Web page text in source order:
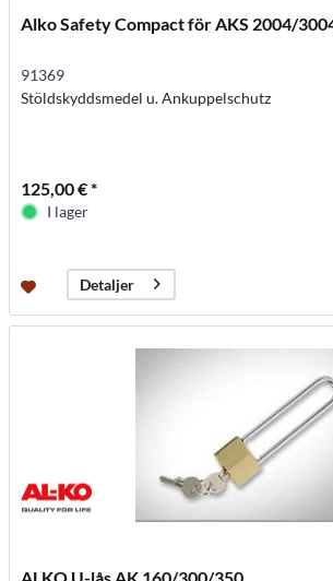
Alko Safety Compact för AKS 2004/
91369
Stöldskyddsmedel u. Ankuppelschutz
125,00 € *
I lager
Detaljer
ALKO U-lås AK 160/300/350